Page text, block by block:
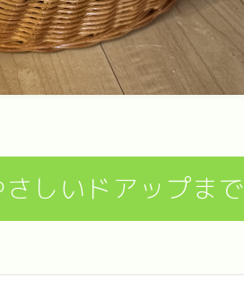
しいドアップまで